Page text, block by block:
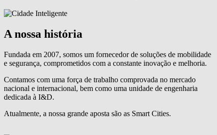
A nossa história
Fundada em 2007, somos um fornecedor de soluções de mobilidade
e segurança, comprometidos com a constante inovação e melhoria.
Contamos com uma força de trabalho comprovada no mercado
nacional e internacional, bem como uma unidade de engenharia
dedicada à I&D.
Atualmente, a nossa grande aposta são as Smart Cities.